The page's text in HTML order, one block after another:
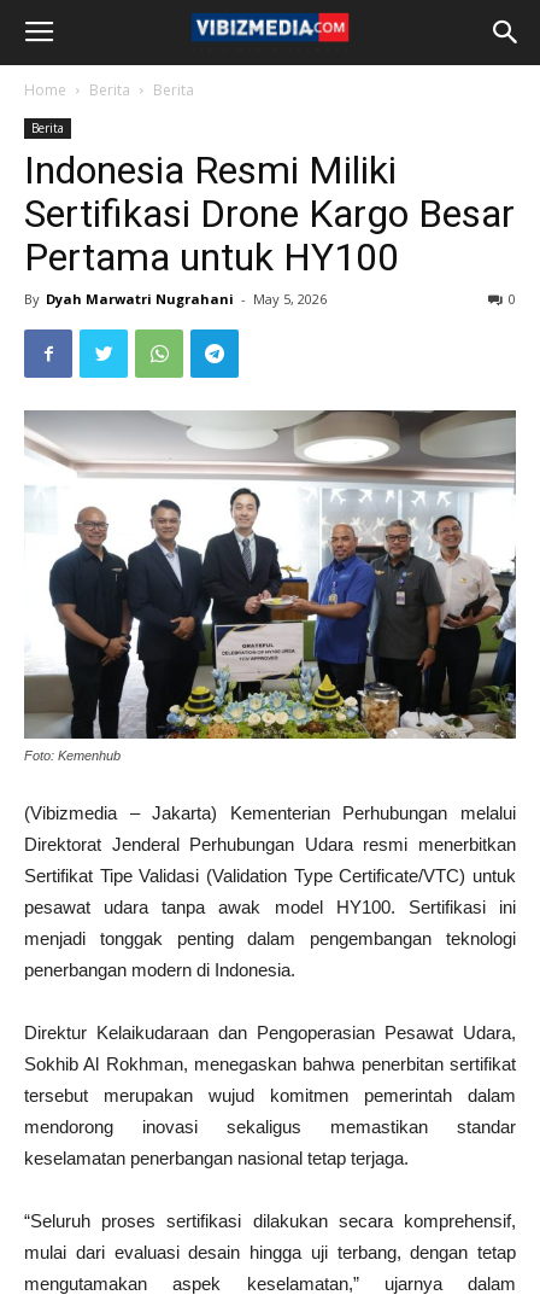
Home Berita Berita
Berita
Indonesia Resmi Miliki
Sertifikasi Drone Kargo Besar
Pertama untuk HY100
By Dyah Marwatri Nugrahani - May 5, 2026 0
Foto: Kemenhub
(Vibizmedia – Jakarta) Kementerian Perhubungan melalui
Direktorat Jenderal Perhubungan Udara resmi menerbitkan
Sertifikat Tipe Validasi (Validation Type Certificate/VTC) untuk
pesawat udara tanpa awak model HY100. Sertifikasi ini
menjadi tonggak penting dalam pengembangan teknologi
penerbangan modern di Indonesia.
Direktur Kelaikudaraan dan Pengoperasian Pesawat Udara,
Sokhib Al Rokhman, menegaskan bahwa penerbitan sertifikat
tersebut merupakan wujud komitmen pemerintah dalam
mendorong inovasi sekaligus memastikan standar
keselamatan penerbangan nasional tetap terjaga.
“Seluruh proses sertifikasi dilakukan secara komprehensif,
mulai dari evaluasi desain hingga uji terbang, dengan tetap
mengutamakan aspek keselamatan,” ujarnya dalam